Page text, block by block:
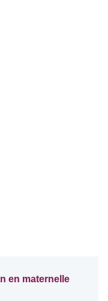
en maternelle